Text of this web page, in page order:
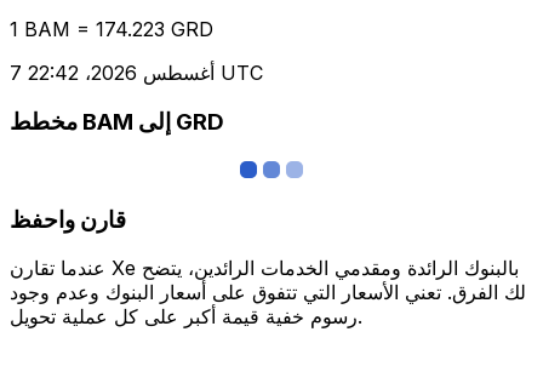
1 BAM = 174.223 GRD
7 أغسطس 2026، 22:42 UTC
مخطط BAM إلى GRD
قارن واحفظ
عندما تقارن Xe بالبنوك الرائدة ومقدمي الخدمات الرائدين، يتضح
لك الفرق. تعني الأسعار التي تتفوق على أسعار البنوك وعدم وجود
رسوم خفية قيمة أكبر على كل عملية تحويل.